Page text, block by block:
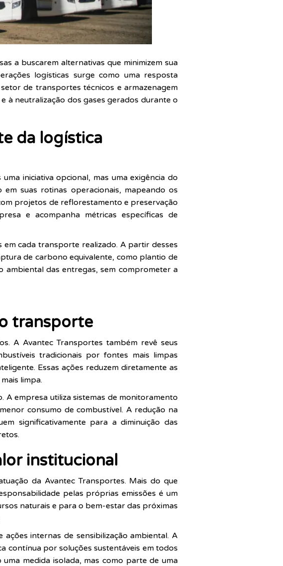
a buscarem alternativas que minimizem sua
logísticas surge como uma resposta
de transportes técnicos e armazenagem
à neutralização dos gases gerados durante o
da logística
iniciativa opcional, mas uma exigência do
suas rotinas operacionais, mapeando os
projetos de reflorestamento e preservação
e acompanha métricas específicas de
em cada transporte realizado. A partir desses
de carbono equivalente, como plantio de
ambiental das entregas, sem comprometer a
transporte
A Avantec Transportes também revê seus
tradicionais por fontes mais limpas
Essas ações reduzem diretamente as
limpa.
A empresa utiliza sistemas de monitoramento
consumo de combustível. A redução na
significativamente para a diminuição das
institucional
da Avantec Transportes. Mais do que
pelas próprias emissões é um
naturais e para o bem-estar das próximas
internas de sensibilização ambiental. A
contínua por soluções sustentáveis em todos
medida isolada, mas como parte de uma